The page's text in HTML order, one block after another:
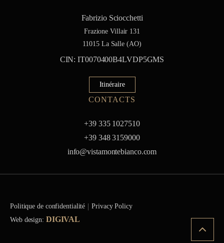
Fabrizio Sciocchetti
Frazione Villair 131
11015 La Salle (AO)
CIN: IT0070400B4LVDP5GMS
Itinéraire
CONTACTS
+39 335 1027510
+39 348 3159000
info@vistamontebianco.com
Politique de confidentialité
Privacy Policy
Web design: DIGIVAL